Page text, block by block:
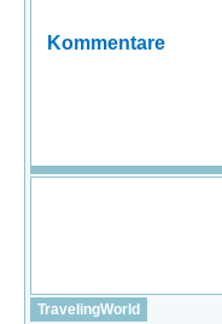
Kommentare
TravelingWorld